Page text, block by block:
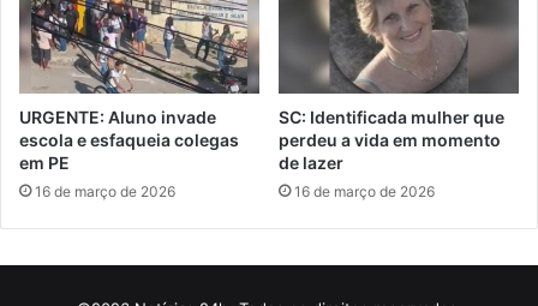
URGENTE: Aluno invade
escola e esfaqueia colegas
em PE
16 de março de 2026
SC: Identificada mulher que
perdeu a vida em momento
de lazer
16 de março de 2026